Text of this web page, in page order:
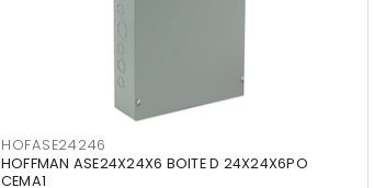
HOFASE24246
HOFFMAN ASE24X24X6 BOITE D 24X24X6PO
CEMA1